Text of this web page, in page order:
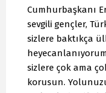
Cumhurbaşkanı
sevgili gençler,
sizlere baktıkça
sizlere çok ama
korusun.